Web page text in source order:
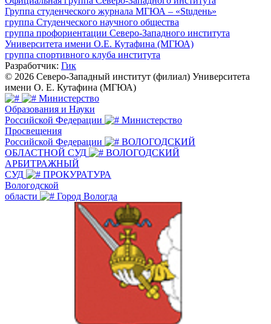
Группа студенческого журнала МГЮА – «Stuдень»
группа Студенческого научного общества
группа профориентации Северо-Западного института
Университета имени О.Е. Кутафина (МГЮА)
группа спортивного клуба института
Разработчик: Гик
© 2026 Северо-Западный институт (филиал) Университета
имени О. Е. Кутафина (МГЮА)
Министерство
Образования и Науки
Российской Федерации
Министерство
Просвещения
Российской Федерации
ВОЛОГОДСКИЙ
ОБЛАСТНОЙ СУД
ВОЛОГОДСКИЙ
АРБИТРАЖНЫЙ
СУД
ПРОКУРАТУРА
Вологодской
области
Город Вологда